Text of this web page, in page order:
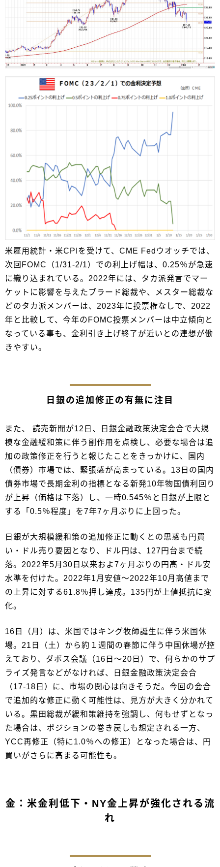
米雇用統計・米CPIを受けて、CME Fedウオッチでは、
次回FOMC（1/31-2/1）での利上げ幅は、0.25％が急速
に織り込まれている。2022年には、タカ派発言でマー
ケットに影響を与えたブラード総裁や、メスター総裁な
どのタカ派メンバーは、2023年に投票権なしで、2022
年と比較して、今年のFOMC投票メンバーは中立傾向と
なっている事も、金利引き上げ終了が近いとの連想が働
きやすい。
日銀の追加修正の有無に注目
また、 読売新聞が12日、日銀金融政策決定会合で大規
模な金融緩和策に伴う副作用を点検し、必要な場合は追
加の政策修正を行うと報じたことをきっかけに、国内
（債券）市場では、緊張感が高まっている。13日の国内
債券市場で長期金利の指標となる新発10年物国債利回り
が上昇（価格は下落）し、一時0.545％と日銀が上限と
する「0.5％程度」を7年7ヶ月ぶりに上回った。
日銀が大規模緩和策の追加修正に動くとの思惑も円買
い・ドル売り要因となり、ドル円は、127円台まで続
落。2022年5月30日以来およ7ヶ月ぶりの円高・ドル安
水準を付けた。2022年1月安値～2022年10月高値まで
の上昇に対する61.8％押し達成。135円が上値抵抗に変
化。
16日（月）は、米国ではキング牧師誕生に伴う米国休
場。21日（土）から約１週間の春節に伴う中国休場が控
えており、ダボス会議（16日～20日）で、何らかのサプ
ライズ発言などがなければ、日銀金融政策決定会合
（17-18日）に、市場の関心は向きそうだ。今回の会合
で追加的な修正に動く可能性は、見方が大きく分かれて
いる。黒田総裁が緩和策維持を強調し、何もせずとなっ
た場合は、ポジションの巻き戻しも想定される一方、
YCC再修正（特に1.0％への修正）となった場合は、円
買いがさらに高まる可能性も。
金：米金利低下・NY金上昇が強化される流
れ